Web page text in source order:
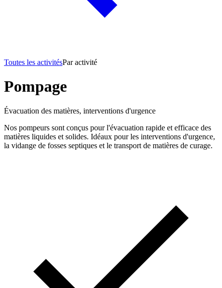
Toutes les activitésPar activité
Pompage
Évacuation des matières, interventions d'urgence
Nos pompeurs sont conçus pour l'évacuation rapide et efficace des
matières liquides et solides. Idéaux pour les interventions d'urgence,
la vidange de fosses septiques et le transport de matières de curage.